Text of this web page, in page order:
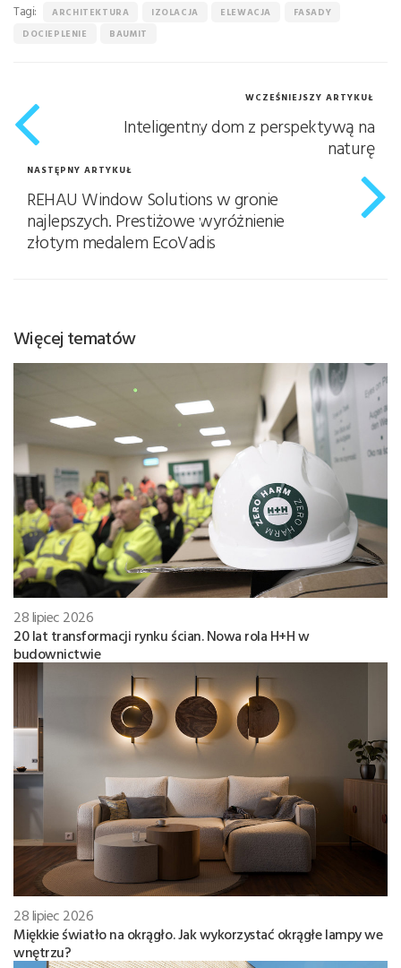
Tagi: ARCHITEKTURA IZOLACJA ELEWACJA
FASADY
DOCIEPLENIE
BAUMIT
WCZEŚNIEJSZY ARTYKUŁ
Inteligentny dom z perspektywą na
naturę
NASTĘPNY ARTYKUŁ
REHAU Window Solutions w gronie
najlepszych. Prestiżowe wyróżnienie
złotym medalem EcoVadis
Więcej tematów
28 lipiec 2026
20 lat transformacji rynku ścian. Nowa rola H+H w
budownictwie
28 lipiec 2026
Miękkie światło na okrągło. Jak wykorzystać okrągłe lampy we
wnętrzu?